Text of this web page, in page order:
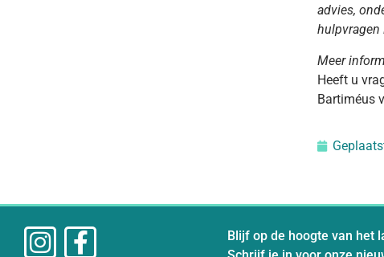
advies,
hulpvragen
Meer
Heeft u
Bartiméus
Blijf op de hoogte van het